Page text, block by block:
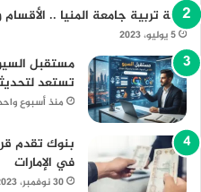
كلية تربية جامعة المنيا ..
5 يوليو، 2023
تستعد
منذ أسبوع
بنوك تقدم
في الإمارات
30 نوفمبر، 2023